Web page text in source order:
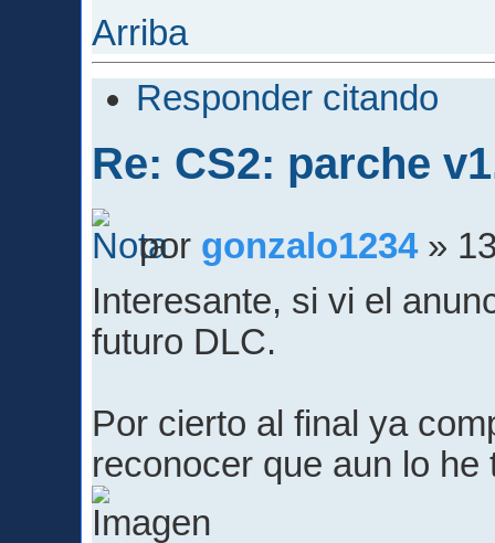
Arriba
Responder citando
Re: CS2: parche
por gonzalo1234»
Interesante, si vi el
futuro DLC.
Por cierto al final ya
reconocer que aun lo he